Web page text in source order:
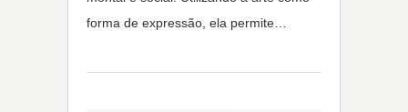
forma de expressão, ela permite…